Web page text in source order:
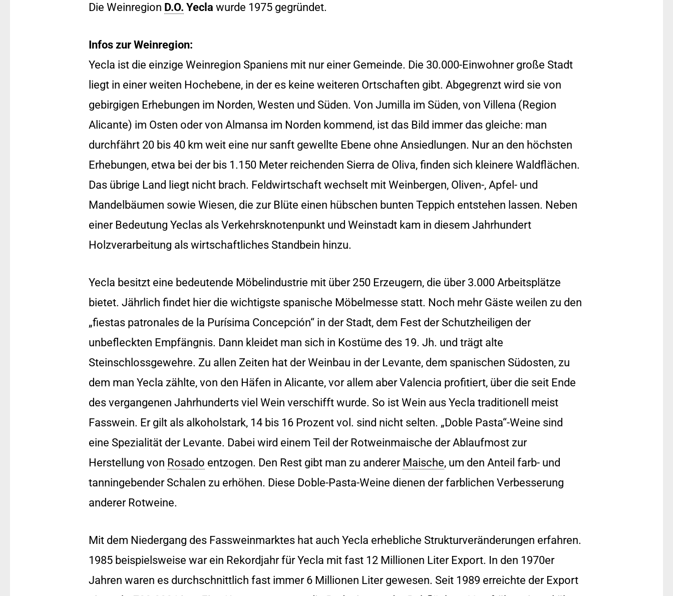
Die Weinregion D.O. Yecla wurde 1975 gegründet.
Infos zur Weinregion:
Yecla ist die einzige Weinregion Spaniens mit nur einer Gemeinde. Die 30.000-Einwohner große Stadt
liegt in einer weiten Hochebene, in der es keine weiteren Ortschaften gibt. Abgegrenzt wird sie von
gebirgigen Erhebungen im Norden, Westen und Süden. Von Jumilla im Süden, von Villena (Region
Alicante) im Osten oder von Almansa im Norden kommend, ist das Bild immer das gleiche: man
durchfährt 20 bis 40 km weit eine nur sanft gewellte Ebene ohne Ansiedlungen. Nur an den höchsten
Erhebungen, etwa bei der bis 1.150 Meter reichenden Sierra de Oliva, finden sich kleinere Waldflächen.
Das übrige Land liegt nicht brach. Feldwirtschaft wechselt mit Weinbergen, Oliven-, Apfel- und
Mandelbäumen sowie Wiesen, die zur Blüte einen hübschen bunten Teppich entstehen lassen. Neben
einer Bedeutung Yeclas als Verkehrsknotenpunkt und Weinstadt kam in diesem Jahrhundert
Holzverarbeitung als wirtschaftliches Standbein hinzu.
Yecla besitzt eine bedeutende Möbelindustrie mit über 250 Erzeugern, die über 3.000 Arbeitsplätze
bietet. Jährlich findet hier die wichtigste spanische Möbelmesse statt. Noch mehr Gäste weilen zu den
„fiestas patronales de la Purísima Concepción“ in der Stadt, dem Fest der Schutzheiligen der
unbefleckten Empfängnis. Dann kleidet man sich in Kostüme des 19. Jh. und trägt alte
Steinschlossgewehre. Zu allen Zeiten hat der Weinbau in der Levante, dem spanischen Südosten, zu
dem man Yecla zählte, von den Häfen in Alicante, vor allem aber Valencia profitiert, über die seit Ende
des vergangenen Jahrhunderts viel Wein verschifft wurde. So ist Wein aus Yecla traditionell meist
Fasswein. Er gilt als alkoholstark, 14 bis 16 Prozent vol. sind nicht selten. „Doble Pasta“-Weine sind
eine Spezialität der Levante. Dabei wird einem Teil der Rotweinmaische der Ablaufmost zur
Herstellung von Rosado entzogen. Den Rest gibt man zu anderer Maische, um den Anteil farb- und
tanningebender Schalen zu erhöhen. Diese Doble-Pasta-Weine dienen der farblichen Verbesserung
anderer Rotweine.
Mit dem Niedergang des Fassweinmarktes hat auch Yecla erhebliche Strukturveränderungen erfahren.
1985 beispielsweise war ein Rekordjahr für Yecla mit fast 12 Millionen Liter Export. In den 1970er
Jahren waren es durchschnittlich fast immer 6 Millionen Liter gewesen. Seit 1989 erreichte der Export